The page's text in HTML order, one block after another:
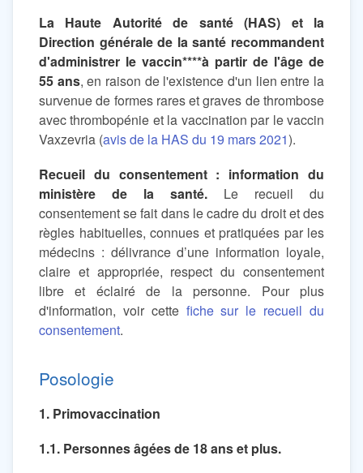
La Haute Autorité de santé (HAS) et la
Direction générale de la santé recommandent
d'administrer le vaccin****à partir de l'âge de
55 ans, en raison de l'existence d'un lien entre la
survenue de formes rares et graves de thrombose
avec thrombopénie et la vaccination par le vaccin
Vaxzevria (avis de la HAS du 19 mars 2021).
Recueil du consentement : information du
ministère de la santé. Le recueil du
consentement se fait dans le cadre du droit et des
règles habituelles, connues et pratiquées par les
médecins : délivrance d’une information loyale,
claire et appropriée, respect du consentement
libre et éclairé de la personne. Pour plus
d'information, voir cette fiche sur le recueil du
consentement.
Posologie
1. Primovaccination
1.1. Personnes âgées de 18 ans et plus.